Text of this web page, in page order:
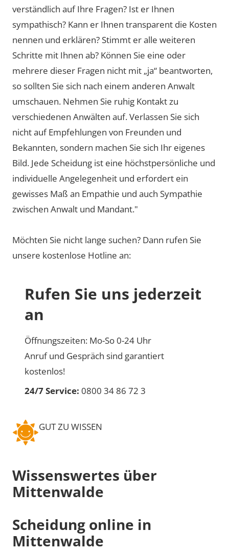
verständlich auf Ihre Fragen? Ist er Ihnen
sympathisch? Kann er Ihnen transparent die Kosten
nennen und erklären? Stimmt er alle weiteren
Schritte mit Ihnen ab? Können Sie eine oder
mehrere dieser Fragen nicht mit „ja“ beantworten,
so sollten Sie sich nach einem anderen Anwalt
umschauen. Nehmen Sie ruhig Kontakt zu
verschiedenen Anwälten auf. Verlassen Sie sich
nicht auf Empfehlungen von Freunden und
Bekannten, sondern machen Sie sich Ihr eigenes
Bild. Jede Scheidung ist eine höchstpersönliche und
individuelle Angelegenheit und erfordert ein
gewisses Maß an Empathie und auch Sympathie
zwischen Anwalt und Mandant."
Möchten Sie nicht lange suchen? Dann rufen Sie
unsere kostenlose Hotline an:
Rufen Sie uns jederzeit
an
Öffnungszeiten: Mo-So 0-24 Uhr
Anruf und Gespräch sind garantiert
kostenlos!
24/7 Service: 0800 34 86 72 3
GUT ZU WISSEN
Wissenswertes über
Mittenwalde
Scheidung online in
Mittenwalde